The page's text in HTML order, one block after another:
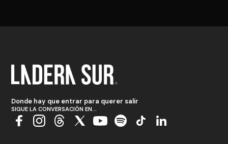
Donde hay que entrar para querer salir
SIGUE LA CONVERSACIÓN EN...